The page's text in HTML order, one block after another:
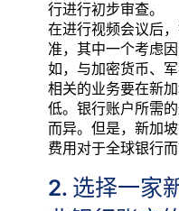
行进行初步审查。
在进行视频会议后
准，其中一个考虑
如，与加密货币、
相关的业务要在新
低。银行账户所需
而异。但是，新加
费用对于全球银行
2. 选择一家